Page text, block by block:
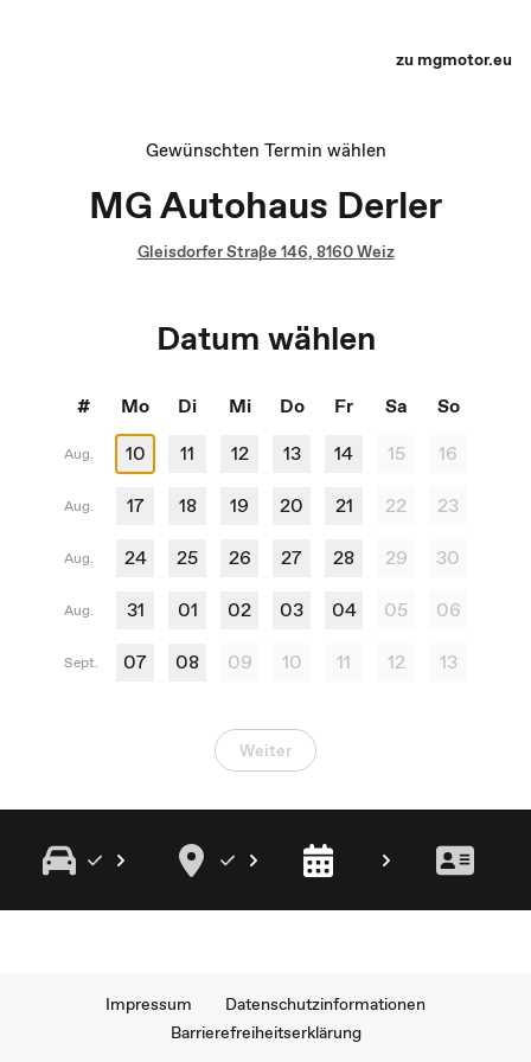
zu mgmotor.eu
Gewünschten Termin wählen
MG Autohaus Derler
Gleisdorfer Straße 146, 8160 Weiz
Datum wählen
# Mo Di Mi Do Fr Sa So
Aug. 10 11 12 13 14 15 16
Aug. 17 18 19 20 21 22 23
Aug. 24 25 26 27 28 29 30
Aug. 31 01 02 03 04 05 06
Sept. 07 08 09 10 11 12 13
Weiter
Impressum
Datenschutzinformationen
Barrierefreiheitserklärung